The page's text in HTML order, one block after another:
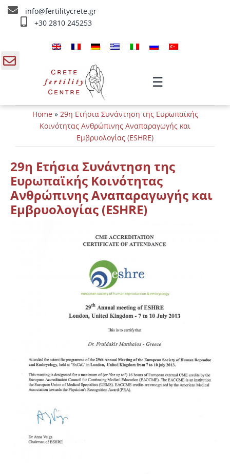
Skip
info@fertilitycrete.gr
+30 2810 245253
☰
Ποιοί είμαστε
Θεραπείες Υπογονιμότητας
Θεραπείες Αναζωογόνησης
Θεραπείες IV
Πληροφορίες
Επικοινωνία
Home» 29η Ετήσια Συνάντηση της Ευρωπαϊκής
Κοινότητας Ανθρώπινης Αναπαραγωγής και
Εμβρυολογίας (ESHRE)
29η Ετήσια Συνάντηση της
Ευρωπαϊκής Κοινότητας
Ανθρώπινης Αναπαραγωγής και
Εμβρυολογίας (ESHRE)